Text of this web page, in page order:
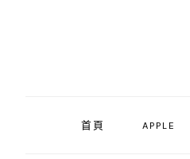
首頁 APPLE